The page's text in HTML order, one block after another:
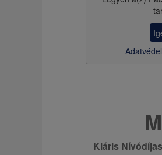
Kláris